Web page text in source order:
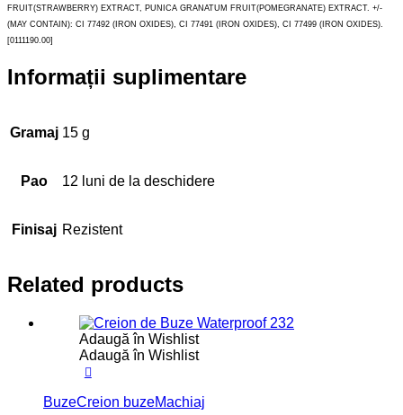
FRUIT(STRAWBERRY) EXTRACT, PUNICA GRANATUM FRUIT(POMEGRANATE) EXTRACT. +/-
(MAY CONTAIN): CI 77492 (IRON OXIDES), CI 77491 (IRON OXIDES), CI 77499 (IRON OXIDES).
[0111190.00]
Informații suplimentare
Gramaj 15 g
Pao 12 luni de la deschidere
Finisaj Rezistent
Related products
Adaugă în Wishlist
Adaugă în Wishlist
BuzeCreion buzeMachiaj